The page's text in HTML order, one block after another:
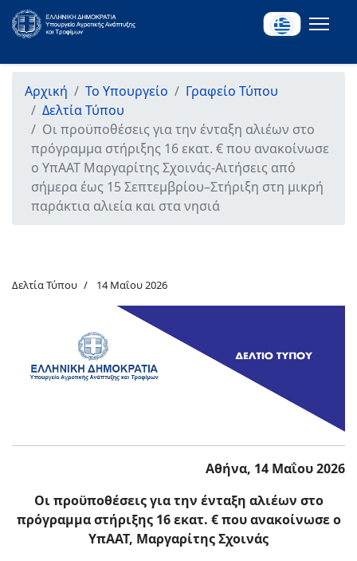
Αρχική Το Υπουργείο
Γραφείο Τύπου
Δελτία Τύπου
Οι προϋποθέσεις για την ένταξη αλιέων στο
πρόγραμμα στήριξης 16 εκατ. € που ανακοίνωσε
ο ΥπΑΑΤ Μαργαρίτης Σχοινάς-Αιτήσεις από
σήμερα έως 15 Σεπτεμβρίου–Στήριξη στη μικρή
παράκτια αλιεία και στα νησιά
Δελτία Τύπου 14 Μαΐου 2026
Αθήνα, 14 Μαΐου 2026
Οι προϋποθέσεις για την ένταξη αλιέων στο
πρόγραμμα στήριξης 16 εκατ. € που ανακοίνωσε ο
ΥπΑΑΤ, Μαργαρίτης Σχοινάς